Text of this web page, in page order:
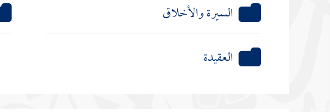
السيرة والأخلاق
العقيدة